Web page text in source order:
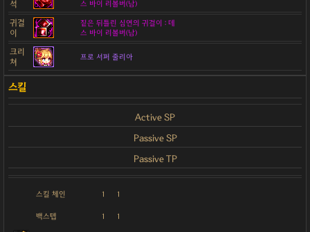
석
스 바이 리볼버(남)
귀걸
이
짙은 뒤틀린 심연의 귀걸이 : 데
스 바이 리볼버(남)
크리
쳐
프로 서퍼 줄리아
Active SP
Passive SP
Passive TP
스킬 체인 1 1
백스텝 1 1